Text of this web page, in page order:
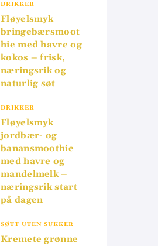
DRIKKER
Fløyelsmyk
bringebærsmoot
hie med havre og
kokos – frisk,
næringsrik og
naturlig søt
DRIKKER
Fløyelsmyk
jordbær- og
banansmoothie
med havre og
mandelmelk –
næringsrik start
på dagen
SØTT UTEN SUKKER
Kremete grønne